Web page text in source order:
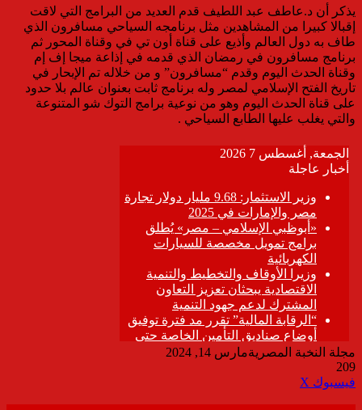
يذكر أن د.عاطف عبد اللطيف قدم العديد من البرامج التي لاقت
إقبالا كبيرا من المشاهدين مثل برنامجه السياحي مسافرون الذي
طاف به دول العالم وأذيع على قناة أون تي في وقناة المحور ثم
برنامج مسافرون في رمضان الذي قدمه في إذاعة ميجا إف إم
وقناة الحدث اليوم وقدم “مسافرون” و من خلاله تم الإبحار في
تاريخ الفتح الإسلامي لمصر وله برنامج ثابت بعنوان عالم بلا حدود
على قناة الحدث اليوم وهو من نوعية برامج التوك شو المتنوعة
والتي يغلب عليها الطابع السياحي .
مجلة النخبة المصريةمارس 14, 2024
209
فيسبوك ‫X